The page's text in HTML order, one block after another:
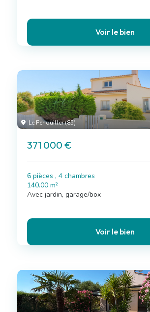
Voir le bien
Le Fenouiller (85)
371 000 €
6 pièces , 4 chambres
140.00 m²
Avec jardin, garage/box
Voir le bien